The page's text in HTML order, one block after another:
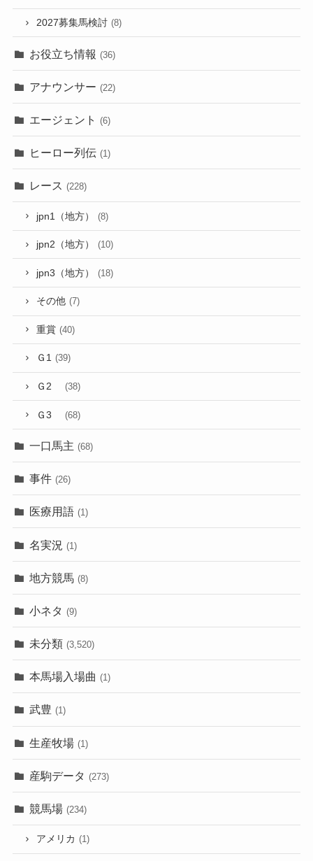
2027募集馬検討 (8)
お役立ち情報 (36)
アナウンサー (22)
エージェント (6)
ヒーロー列伝 (1)
レース (228)
jpn1（地方） (8)
jpn2（地方） (10)
jpn3（地方） (18)
その他 (7)
重賞 (40)
Ｇ1 (39)
Ｇ2 (38)
Ｇ3 (68)
一口馬主 (68)
事件 (26)
医療用語 (1)
名実況 (1)
地方競馬 (8)
小ネタ (9)
未分類 (3,520)
本馬場入場曲 (1)
武豊 (1)
生産牧場 (1)
産駒データ (273)
競馬場 (234)
アメリカ (1)